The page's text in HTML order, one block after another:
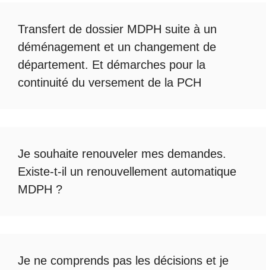
Transfert de dossier MDPH suite à un
déménagement et un changement de
département. Et démarches pour la
continuité du versement de la PCH
Je souhaite renouveler mes demandes.
Existe-t-il un renouvellement automatique
MDPH ?
Je ne comprends pas les décisions et je